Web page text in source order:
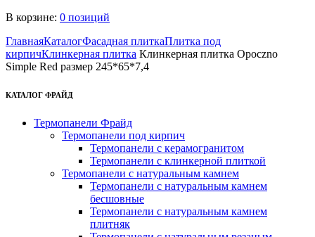
В корзине: 0 позиций
ГлавнаяКаталогФасадная плиткаПлитка под
кирпичКлинкерная плитка Клинкерная плитка Opoczno
Simple Red размер 245*65*7,4
КАТАЛОГ ФРАЙД
Термопанели Фрайд
Термопанели под кирпич
Термопанели с керамогранитом
Термопанели с клинкерной плиткой
Термопанели с натуральным камнем
Термопанели с натуральным камнем
бесшовные
Термопанели с натуральным камнем
плитняк